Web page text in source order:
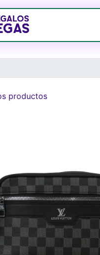
productos